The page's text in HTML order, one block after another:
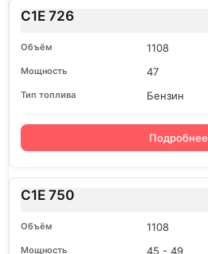
C1E 726
1108
47
Бензин
Подробнее
C1E 750
1108
45 - 49